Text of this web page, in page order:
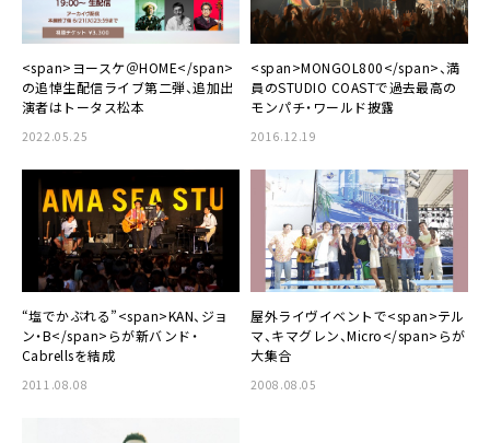
<span>ヨースケ＠HOME</span>
の追悼生配信ライブ第二弾、追加出
演者はトータス松本
2022.05.25
<span>MONGOL800</span>、満
員のSTUDIO COASTで過去最高の
モンパチ・ワールド披露
2016.12.19
“塩でかぶれる”<span>KAN、ジョ
ン・B</span>らが新バンド・
Cabrellsを結成
2011.08.08
屋外ライヴイベントで<span>テル
マ、キマグレン、Micro</span>らが
大集合
2008.08.05